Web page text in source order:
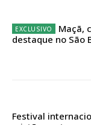
Edição
Maçã,
destaque no São
Festival